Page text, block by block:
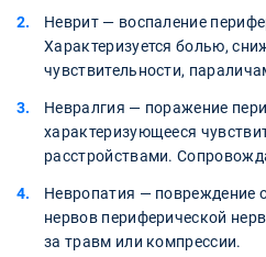
Неврит — воспаление
Характеризуется болью,
чувствительности,
Невралгия — поражение
характеризующееся
расстройствами.
Невропатия — повреждение
нервов периферической
за травм или компрессии.